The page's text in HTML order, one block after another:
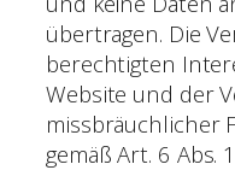
übertragen. Die
berechtigten
Website und der
missbräuchlicher
gemäß Art. 6 Abs.